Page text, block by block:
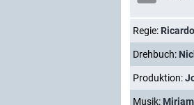
Regie:
Drehbuch:
Produktion:
Musik: